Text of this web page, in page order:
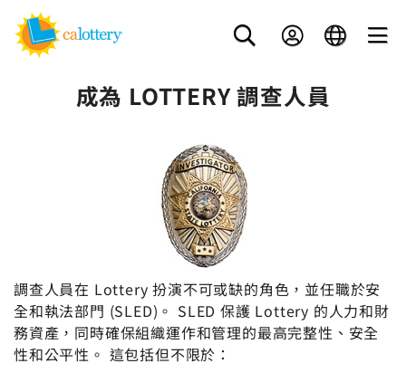
成為 LOTTERY 調查人員
調查人員在 Lottery 扮演不可或缺的角色，並任職於安
全和執法部門 (SLED)。 SLED 保護 Lottery 的人力和財
務資產，同時確保組織運作和管理的最高完整性、安全
性和公平性。 這包括但不限於：